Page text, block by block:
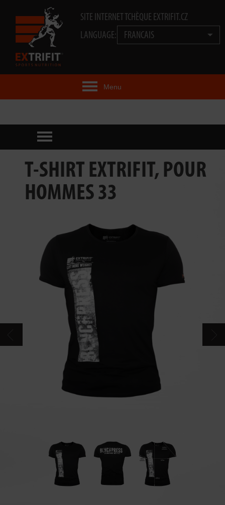
SITE INTERNET TCHÈQUE EXTRIFIT.CZ
LANGUAGE:
FRANCAIS
Menu
TECHNOLOGIE
EXTRIFIT® TEAM
CATALOGUE
T-SHIRT EXTRIFIT, POUR
HOMMES 33